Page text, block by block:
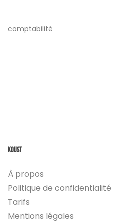
comptabilité
Koust
À propos
Politique de confidentialité
Tarifs
Mentions légales